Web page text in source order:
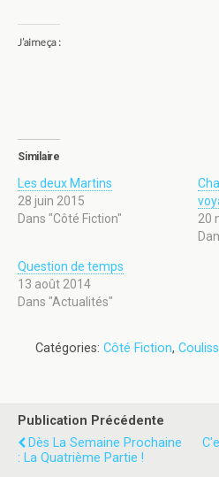
J’aime ça :
Similaire
Les deux Martins
28 juin 2015
Dans "Côté Fiction"
20
Question de temps
13 août 2014
Dans "Actualités"
Catégories: Côté Fiction,
Publication Précédente
Dès La Semaine Prochaine
: La Quatrième Partie !